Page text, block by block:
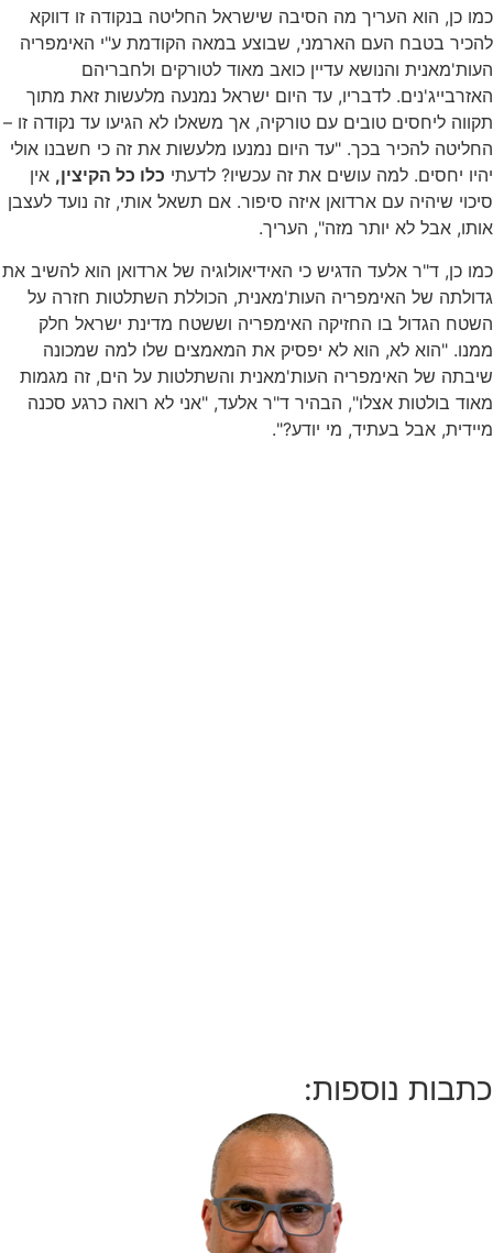
כמו כן, הוא העריך מה הסיבה שישראל החליטה בנקודה זו דווקא
להכיר בטבח העם הארמני, שבוצע במאה הקודמת ע"י האימפריה
העות'מאנית והנושא עדיין כואב מאוד לטורקים ולחבריהם
האזרבייג'נים. לדבריו, עד היום ישראל נמנעה מלעשות זאת מתוך
תקווה ליחסים טובים עם טורקיה, אך משאלו לא הגיעו עד נקודה זו –
החליטה להכיר בכך. "עד היום נמנעו מלעשות את זה כי חשבנו אולי
יהיו יחסים. למה עושים את זה עכשיו? לדעתי כלו כל הקיצין, אין
סיכוי שיהיה עם ארדואן איזה סיפור. אם תשאל אותי, זה נועד לעצבן
אותו, אבל לא יותר מזה", העריך.
כמו כן, ד"ר אלעד הדגיש כי האידיאולוגיה של ארדואן הוא להשיב את
גדולתה של האימפריה העות'מאנית, הכוללת השתלטות חזרה על
השטח הגדול בו החזיקה האימפריה וששטח מדינת ישראל חלק
ממנו. "הוא לא, הוא לא יפסיק את המאמצים שלו למה שמכונה
שיבתה של האימפריה העות'מאנית והשתלטות על הים, זה מגמות
מאוד בולטות אצלו", הבהיר ד"ר אלעד, "אני לא רואה כרגע סכנה
מיידית, אבל בעתיד, מי יודע?".
כתבות נוספות: